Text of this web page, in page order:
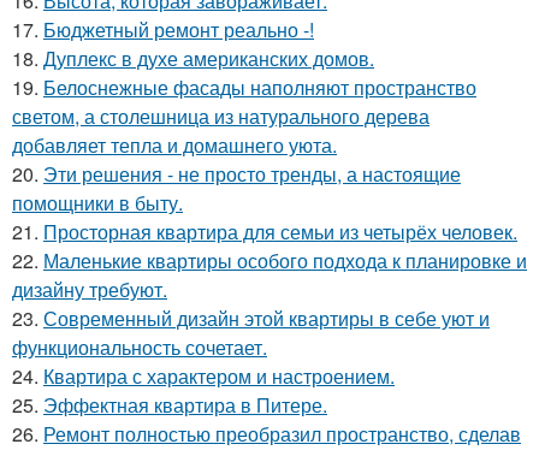
17. Бюджетный ремонт реально -!
18. Дуплекс в духе американских домов.
19. Белоснежные фасады наполняют пространство
светом, а столешница из натурального дерева
добавляет тепла и домашнего уюта.
20. Эти решения - не просто тренды, а настоящие
помощники в быту.
21. Просторная квартира для семьи из четырёх человек.
22. Маленькие квартиры особого подхода к планировке и
дизайну требуют.
23. Современный дизайн этой квартиры в себе уют и
функциональность сочетает.
24. Квартира с характером и настроением.
25. Эффектная квартира в Питере.
26. Ремонт полностью преобразил пространство, сделав